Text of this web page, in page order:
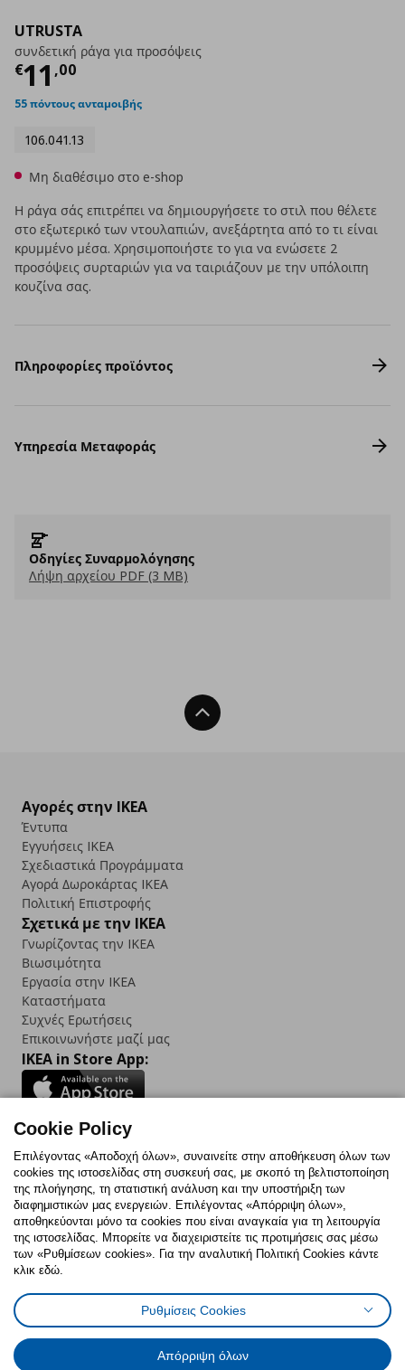
UTRUSTA
συνδετική ράγα για προσόψεις
€11 ,00
Τρέχουσα τιμή
55 πόντους ανταμοιβής
106.041.13
Μη διαθέσιμο στο e-shop
Η ράγα σάς επιτρέπει να δημιουργήσετε το στιλ που θέλετε
στο εξωτερικό των ντουλαπιών, ανεξάρτητα από το τι είναι
κρυμμένο μέσα. Χρησιμοποιήστε το για να ενώσετε 2
προσόψεις συρταριών για να ταιριάζουν με την υπόλοιπη
κουζίνα σας.
Πληροφορίες προϊόντος
Υπηρεσία Μεταφοράς
Οδηγίες Συναρμολόγησης
Λήψη αρχείου PDF (3 MB)
Back To Top
Αγορές στην IKEA
Έντυπα
Εγγυήσεις IKEA
Σχεδιαστικά Προγράμματα
Αγορά Δωρoκάρτας IKEA
Πολιτική Επιστροφής
Σχετικά με την IKEA
Γνωρίζοντας την IKEA
Βιωσιμότητα
Εργασία στην IKEA
Καταστήματα
Συχνές Ερωτήσεις
Επικοινωνήστε μαζί μας
IKEA in Store App:
Follow us:
FacebookInstagram
TikTokYoutubePinterestTwitter
Πολιτική CookiesΔήλωση ψηφιακής προσβασιμότητας
Ρυθμίσεις cookiesΌροι Χρήσης
Γενική Πολιτική Προσωπικών Δεδομένων
Πολιτική Προσωπικών Δεδομένων για ΙΚΕΑ.gr
Cookie Policy
Επιλέγοντας «Αποδοχή όλων», συναινείτε στην αποθήκευση όλων των
cookies της ιστοσελίδας στη συσκευή σας, με σκοπό τη βελτιστοποίηση
της πλοήγησης, τη στατιστική ανάλυση και την υποστήριξη των
διαφημιστικών μας ενεργειών. Επιλέγοντας «Απόρριψη όλων»,
αποθηκεύονται μόνο τα cookies που είναι αναγκαία για τη λειτουργία
της ιστοσελίδας. Μπορείτε να διαχειριστείτε τις προτιμήσεις σας μέσω
των «Ρυθμίσεων cookies». Για την αναλυτική Πολιτική Cookies κάντε
κλικ εδώ.
Ρυθμίσεις Cookies
Απόρριψη όλων